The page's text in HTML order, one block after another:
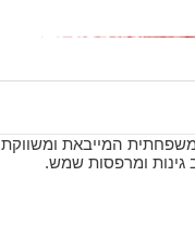
המייבאת ומשווקת
גינות ומרפסות שמש.